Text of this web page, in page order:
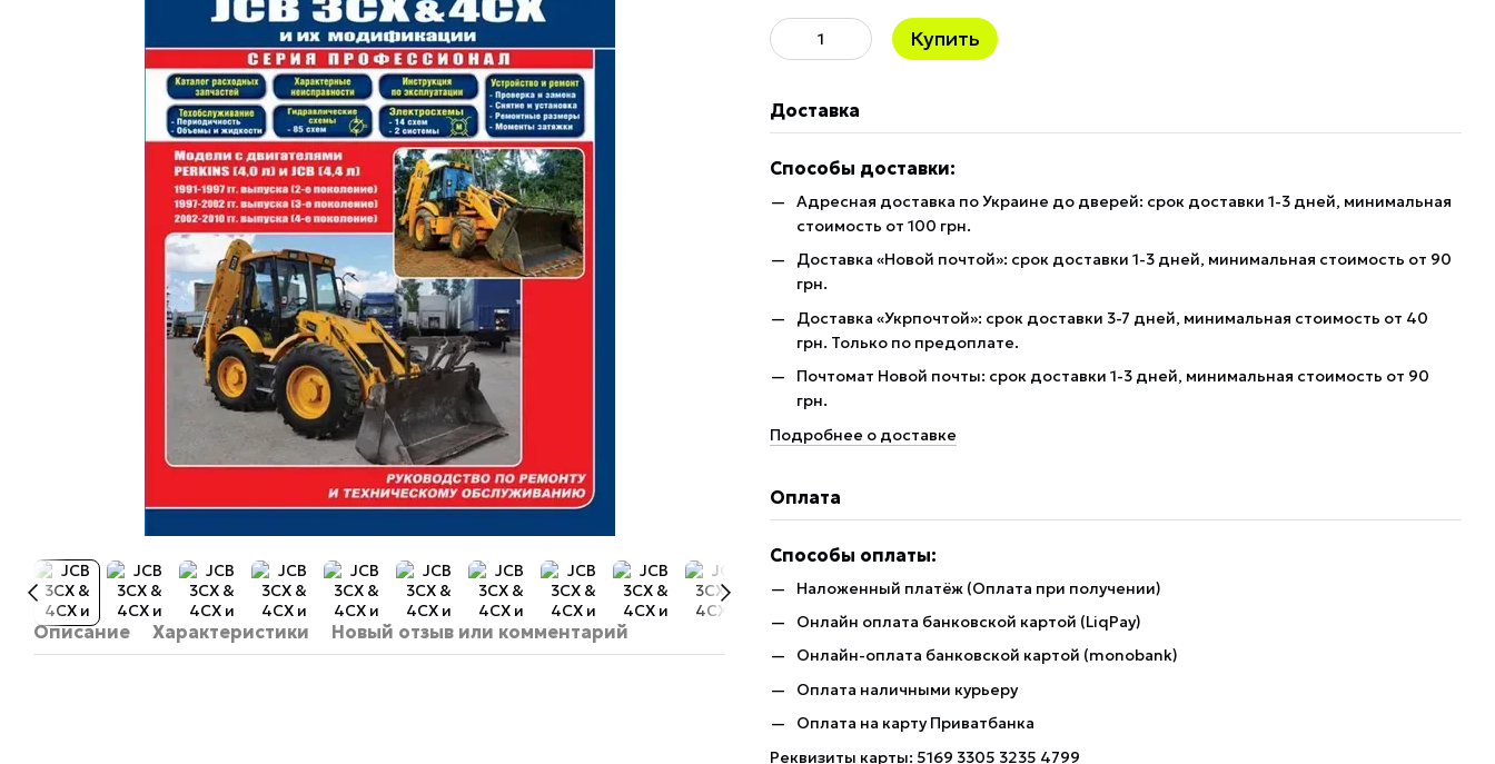
Описание Характеристики Новый отзыв или комментарий
Купить
Доставка
Способы доставки:
Адресная доставка по Украине до дверей: срок доставки 1-3 дней, минимальная
стоимость от 100 грн.
Доставка «Новой почтой»: срок доставки 1-3 дней, минимальная стоимость от 90
грн.
Доставка «Укрпочтой»: срок доставки 3-7 дней, минимальная стоимость от 40
грн. Только по предоплате.
Почтомат Новой почты: срок доставки 1-3 дней, минимальная стоимость от 90
грн.
Подробнее о доставке
Оплата
Способы оплаты:
Наложенный платёж (Оплата при получении)
Онлайн оплата банковской картой (LiqPay)
Онлайн-оплата банковской картой (monobank)
Оплата наличными курьеру
Оплата на карту Приватбанка
Реквизиты карты: 5169 3305 3235 4799